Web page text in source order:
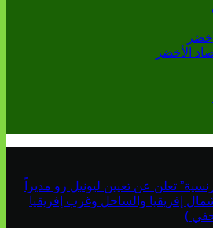
الأخضر
تعلن عن تعيين ليونيل رو مديراً
إفريقيا والساحل وغرب إفريقيا